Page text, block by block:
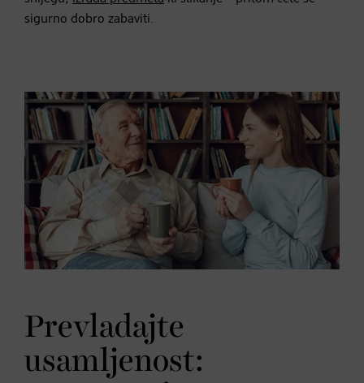
sigurno dobro zabaviti.
Prevladajte
usamljenost: